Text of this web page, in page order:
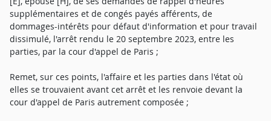
supplémentaires et de congés payés afférents, de
dommages-intérêts pour défaut d'information et pour travail
dissimulé, l'arrêt rendu le 20 septembre 2023, entre les
parties, par la cour d'appel de Paris ;
Remet, sur ces points, l'affaire et les parties dans l'état où
elles se trouvaient avant cet arrêt et les renvoie devant la
cour d'appel de Paris autrement composée ;